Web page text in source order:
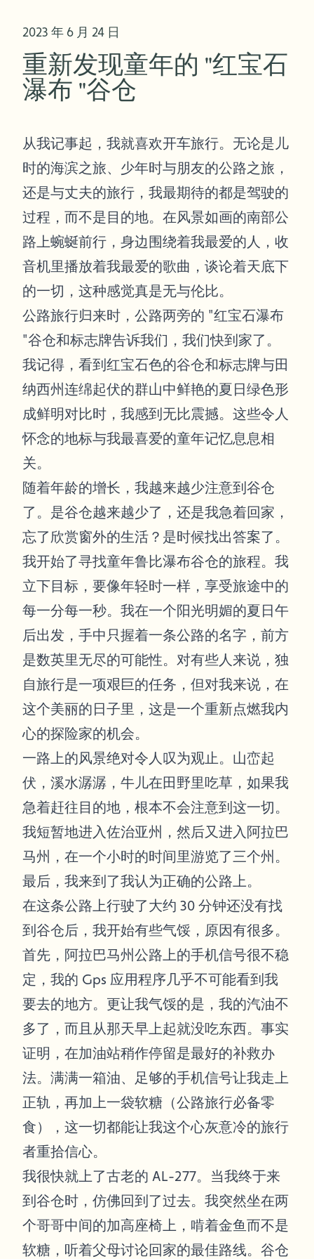
2023 年 6 月 24 日
重新发现童年的 "红宝石
瀑布 "谷仓
从我记事起，我就喜欢开车旅行。无论是儿
时的海滨之旅、少年时与朋友的公路之旅，
还是与丈夫的旅行，我最期待的都是驾驶的
过程，而不是目的地。在风景如画的南部公
路上蜿蜒前行，身边围绕着我最爱的人，收
音机里播放着我最爱的歌曲，谈论着天底下
的一切，这种感觉真是无与伦比。
公路旅行归来时，公路两旁的 "红宝石瀑布
"谷仓和标志牌告诉我们，我们快到家了。
我记得，看到红宝石色的谷仓和标志牌与田
纳西州连绵起伏的群山中鲜艳的夏日绿色形
成鲜明对比时，我感到无比震撼。这些令人
怀念的地标与我最喜爱的童年记忆息息相
关。
随着年龄的增长，我越来越少注意到谷仓
了。是谷仓越来越少了，还是我急着回家，
忘了欣赏窗外的生活？是时候找出答案了。
我开始了寻找童年鲁比瀑布谷仓的旅程。我
立下目标，要像年轻时一样，享受旅途中的
每一分每一秒。我在一个阳光明媚的夏日午
后出发，手中只握着一条公路的名字，前方
是数英里无尽的可能性。对有些人来说，独
自旅行是一项艰巨的任务，但对我来说，在
这个美丽的日子里，这是一个重新点燃我内
心的探险家的机会。
一路上的风景绝对令人叹为观止。山峦起
伏，溪水潺潺，牛儿在田野里吃草，如果我
急着赶往目的地，根本不会注意到这一切。
我短暂地进入佐治亚州，然后又进入阿拉巴
马州，在一个小时的时间里游览了三个州。
最后，我来到了我认为正确的公路上。
在这条公路上行驶了大约 30 分钟还没有找
到谷仓后，我开始有些气馁，原因有很多。
首先，阿拉巴马州公路上的手机信号很不稳
定，我的 Gps 应用程序几乎不可能看到我
要去的地方。更让我气馁的是，我的汽油不
多了，而且从那天早上起就没吃东西。事实
证明，在加油站稍作停留是最好的补救办
法。满满一箱油、足够的手机信号让我走上
正轨，再加上一袋软糖（公路旅行必备零
食），这一切都能让我这个心灰意冷的旅行
者重拾信心。
我很快就上了古老的 AL-277。当我终于来
到谷仓时，仿佛回到了过去。我突然坐在两
个哥哥中间的加高座椅上，啃着金鱼而不是
软糖，听着父母讨论回家的最佳路线。谷仓